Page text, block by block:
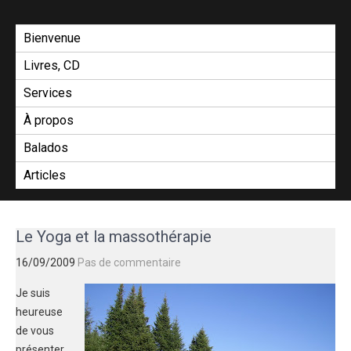
content
GAËLLE
COSNUAU
guide
Yoga,
méditation,
bien-être
et
créativité.
Bienvenue
Livres, CD
Services
À propos
Balados
Articles
Le Yoga et la massothérapie
16/09/2009 Pas de commentaire
Je suis
heureuse
de vous